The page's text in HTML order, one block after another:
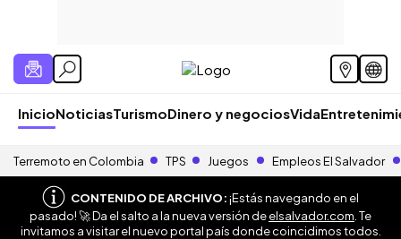
InicioNoticiasTurismoDinero y negociosVida
Terremoto en Colombia TPS Juegos Empleos El Salvador
CONTENIDO DE ARCHIVO:¡Estás navegando en el
pasado! 🚀 Da el salto a la nueva versión deelsalvador.com . Te
invitamos a visitar el nuevo portal país donde coincidimos todos.